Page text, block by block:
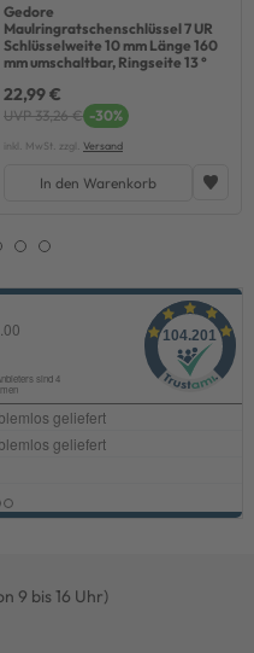
Gedore
Maulringratschenschlüssel 7 UR
Schlüsselweite 10 mm Länge 160
mm umschaltbar, Ringseite 13 °
22,99 €
UVP 33,26 € -30%
inkl. MwSt. zzgl. Versand
In den Warenkorb
9 bis 16 Uhr)